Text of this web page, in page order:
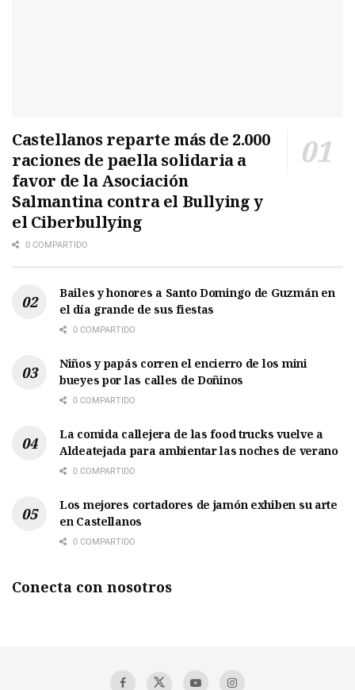
Castellanos reparte más de 2.000
raciones de paella solidaria a
favor de la Asociación
Salmantina contra el Bullying y
el Ciberbullying
0 COMPARTIDO
Bailes y honores a Santo Domingo de Guzmán en
el día grande de sus fiestas
0 COMPARTIDO
Niños y papás corren el encierro de los mini
bueyes por las calles de Doñinos
0 COMPARTIDO
La comida callejera de las food trucks vuelve a
Aldeatejada para ambientar las noches de verano
0 COMPARTIDO
Los mejores cortadores de jamón exhiben su arte
en Castellanos
0 COMPARTIDO
Conecta con nosotros